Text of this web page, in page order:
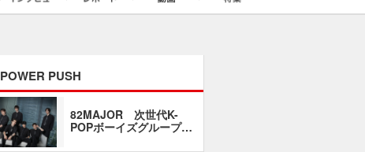
POWER PUSH
82MAJOR 次世代K-
POPボーイズグループ…